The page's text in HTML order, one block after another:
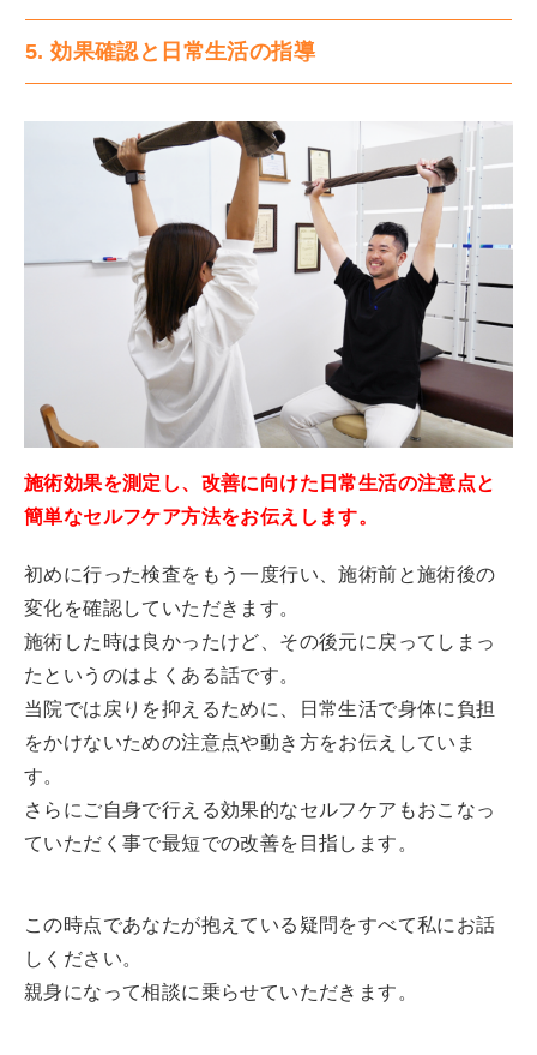
5. 効果確認と日常生活の指導
施術効果を測定し、改善に向けた日常生活の注意点と
簡単なセルフケア方法をお伝えします。
初めに行った検査をもう一度行い、施術前と施術後の
変化を確認して いただきます。
施術した時は良かったけど、その後元に戻ってしまっ
たというのはよくある話です。
当院では戻りを抑えるために、日常生活で身体に負担
をかけないための注意点や動き方をお伝えしていま
す。
さらにご自身で行える効果的なセルフケアもおこなっ
ていただく事で最短での改善を目指します。
この時点であなたが抱えている疑問をすべて私にお話
しください。
親身になって相談に乗らせていただきます。